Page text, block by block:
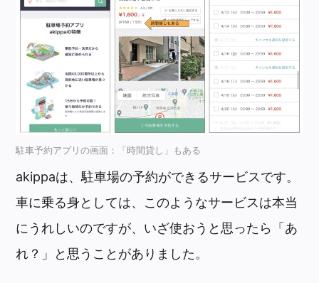
駐車予約アプリの画面：「時間貸し」もある
akippaは、駐車場の予約ができるサービスです。
車に乗る身としては、このようなサービスは本当
にうれしいのですが、いざ使おうと思ったら「あ
れ？」と思うことがありました。